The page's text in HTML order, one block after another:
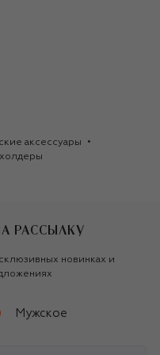
аксессуары
РАССЫЛКУ
новинках и
Мужское